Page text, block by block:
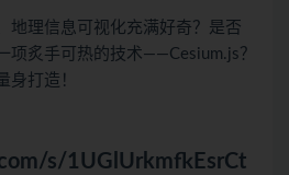
地理信息可视化充满好奇？是否
项炙手可热的技术——Cesium.js？
身打造！
s/1UGlUrkmfkEsrCt